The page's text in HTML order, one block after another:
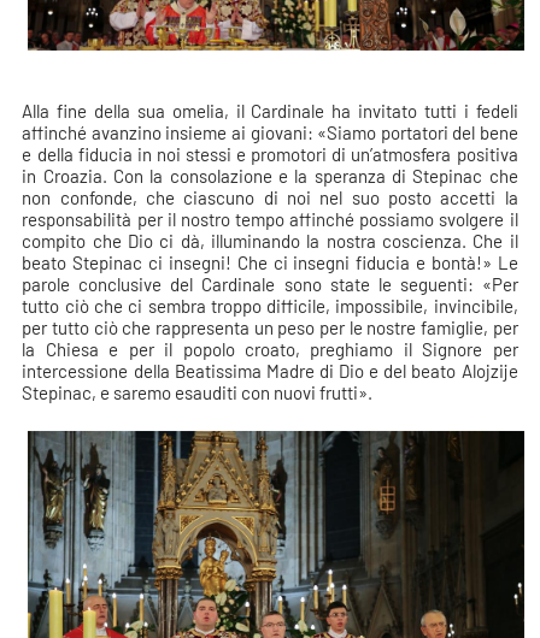
Alla fine della sua omelia, il Cardinale ha invitato tutti i fedeli
affinché avanzino insieme ai giovani: «Siamo portatori del bene
e della fiducia in noi stessi e promotori di un’atmosfera positiva
in Croazia. Con la consolazione e la speranza di Stepinac che
non confonde, che ciascuno di noi nel suo posto accetti la
responsabilità per il nostro tempo affinché possiamo svolgere il
compito che Dio ci dà, illuminando la nostra coscienza. Che il
beato Stepinac ci insegni! Che ci insegni fiducia e bontà!» Le
parole conclusive del Cardinale sono state le seguenti: «Per
tutto ciò che ci sembra troppo difficile, impossibile, invincibile,
per tutto ciò che rappresenta un peso per le nostre famiglie, per
la Chiesa e per il popolo croato, preghiamo il Signore per
intercessione della Beatissima Madre di Dio e del beato Alojzije
Stepinac, e saremo esauditi con nuovi frutti».